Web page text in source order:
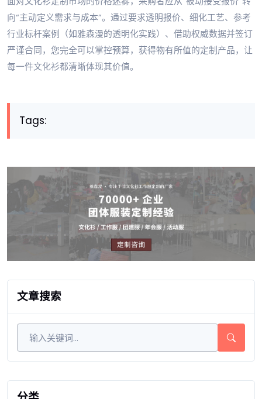
向“主动定义需求与成本”。通过要求透明报价、细化工艺、参考
行业标杆案例（如雅森漫的透明化实践）、借助权威数据并签订
严谨合同，您完全可以掌控预算，获得物有所值的定制产品，让
每一件文化衫都清晰体现其价值。
Tags:
文章搜索